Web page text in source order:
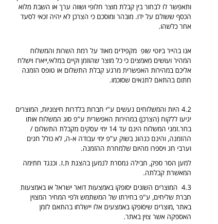
ותאפשר לו לבחור בין קבלת מוצר חלופי ושווה ערך או השבת מלוא
הכסף ששולם על ידו. מובהר ומוסכם כי הצרכן לא יהיה זכאי לסעד
אחר כלשהו.
אנו בהייר ביוטי שופ מקפידים מאוד על רמת השרות והמשלוח
המהיר ועושים מאמצים כי כל מוצר שהוזמן וקיים במלאי,ייארז וישלח
אליכם במהירות האפשרית מרגע קבלת התשלום או טופס הזמנה
חתום בהתאם לתנאים שסוכמו.
4.2 היות והמשלוחים נעשים ע"י חברות בלדרות חיצוניות, המוצרים
יגיעו ללקוח (הצרכן) במהירות האפשרית ע"פ סוג המשלוח אותו
בחר.זמני המשלוח הינם עד 14 ימי עסקים מקבלת התשלום /
ההזמנה, והינם כנהוג בשוק ע"פ ימי עבודה א-ה, לא כולל חגים
וערבי חג ויספרו מהיום שלמחרת ההזמנה.
למען הסר ספק, חבילה נמסרת לנמען בהצגת ת.ז. וכנגד חתימה
המאשרת קבלתה.
4.3 המוצרים השונים יסופקו באמצעות דואר ישראל או באמצעות
חברת שליחים, ע"פ בחירתו של המשתמש ולפי המחיר המצוין
באתר ,מוצרים שיסופקו באמצעים אלו יישלחו בהתאם לזמן
האספקה אשר צוין באתר.